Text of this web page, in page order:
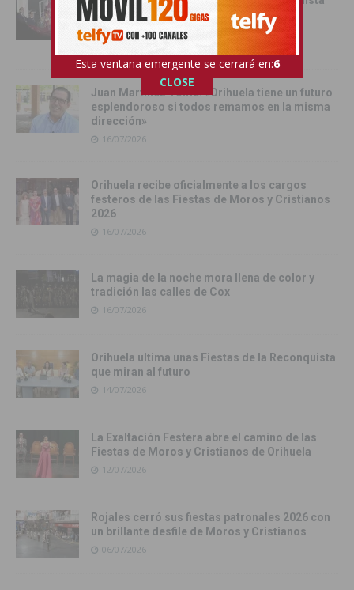
con la Exposición Pública de la Gloriosa
Enseña del Oriol
17/07/2026
Juan Martínez Tomé: «Orihuela tiene un futuro
esplendoroso si todos remamos en la misma
dirección»
16/07/2026
Orihuela recibe oficialmente a los cargos
festeros de las Fiestas de Moros y Cristianos
2026
16/07/2026
La magia de la noche mora llena de color y
tradición las calles de Cox
16/07/2026
Orihuela ultima unas Fiestas de la Reconquista
que miran al futuro
14/07/2026
La Exaltación Festera abre el camino de las
Fiestas de Moros y Cristianos de Orihuela
12/07/2026
Rojales cerró sus fiestas patronales 2026 con
un brillante desfile de Moros y Cristianos
06/07/2026
Esta ventana emergente se cerrará en:4
CLOSE